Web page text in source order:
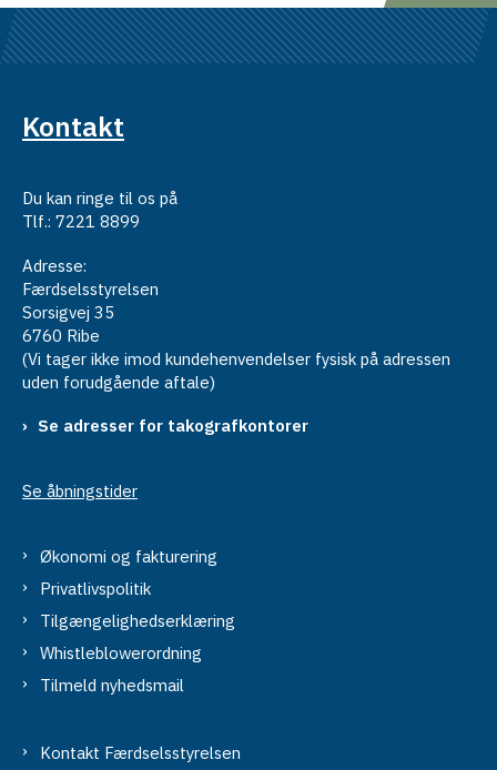
Kontakt
Du kan ringe til os på
Tlf.: 7221 8899
Adresse:
Færdselsstyrelsen
Sorsigvej 35
6760 Ribe
(Vi tager ikke imod kundehenvendelser fysisk på adressen
uden forudgående aftale)
Se adresser for takografkontorer
Se åbningstider
Økonomi og fakturering
Privatlivspolitik
Tilgængelighedserklæring
Whistleblowerordning
Tilmeld nyhedsmail
Kontakt Færdselsstyrelsen